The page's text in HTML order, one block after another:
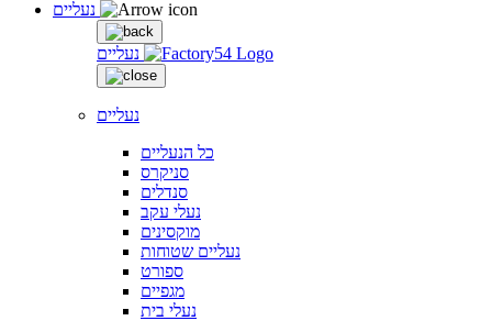
נעליים
נעליים
כל הנעליים
סניקרס
סנדלים
נעלי עקב
מוקסינים
נעליים שטוחות
ספורט
מגפיים
נעלי בית